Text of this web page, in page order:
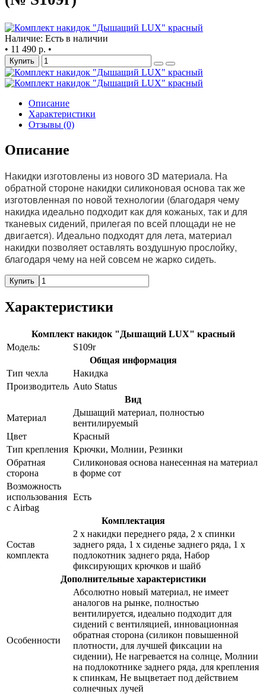
Наличие: Есть в наличии
• 11 490 р. •
Купить
Описание
Характеристики
Отзывы (0)
Описание
Накидки изготовлены из нового 3D материала. На
обратной стороне накидки силиконовая основа так же
изготовленная по новой технологии (благодаря чему
накидка идеально подходит как для кожаных, так и для
тканевых сидений, прилегая по всей площади не не
двигается). Идеально подходят для лета, материал
накидки позволяет оставлять воздушную прослойку,
благодаря чему на ней совсем не жарко сидеть.
Купить
Характеристики
Комплект накидок "Дышащий LUX" красный
Модель:
S109r
Общая информация
Тип чехла
Накидка
Производитель Auto Status
Вид
Материал
Дышащий материал, полностью
вентилируемый
Цвет
Красный
Тип крепления Крючки, Молнии, Резинки
Обратная
сторона
Силиконовая основа нанесенная на материал
в форме сот
Возможность
использования
с Airbag
Есть
Комплектация
Состав
комплекта
2 х накидки переднего ряда, 2 х спинки
заднего ряда, 1 х сиденье заднего ряда, 1 х
подлокотник заднего ряда, Набор
фиксирующих крючков и шайб
Дополнительные характеристики
Особенности
Абсолютно новый материал, не имеет
аналогов на рынке, полностью
вентилируется, идеально подходит для
сидений с вентиляцией, инновационная
обратная сторона (силикон повышенной
плотности, для лучшей фиксации на
сидении), Не нагревается на солнце, Молнии
на подлокотнике заднего ряда, для крепления
к спинкам, Не выцветает под действием
солнечных лучей